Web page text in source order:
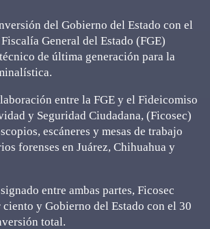
del Gobierno del Estado con el
General del Estado (FGE)
de última generación para la
entre la FGE y el Fideicomiso
y Seguridad Ciudadana, (Ficosec)
escáneres y mesas de trabajo
forenses en Juárez, Chihuahua y
entre ambas partes, Ficosec
y Gobierno del Estado con el 30
total.